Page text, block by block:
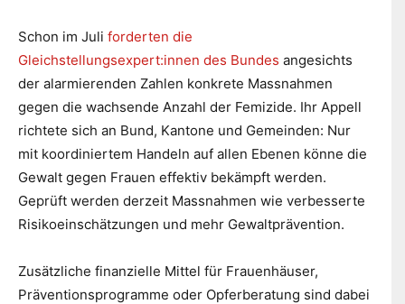
Schon im Juli forderten die
Gleichstellungsexpert:innen des Bundes angesichts
der alarmierenden Zahlen konkrete Massnahmen
gegen die wachsende Anzahl der Femizide. Ihr Appell
richtete sich an Bund, Kantone und Gemeinden: Nur
mit koordiniertem Handeln auf allen Ebenen könne die
Gewalt gegen Frauen effektiv bekämpft werden.
Geprüft werden derzeit Massnahmen wie verbesserte
Risikoeinschätzungen und mehr Gewaltprävention.
Zusätzliche finanzielle Mittel für Frauenhäuser,
Präventionsprogramme oder Opferberatung sind dabei